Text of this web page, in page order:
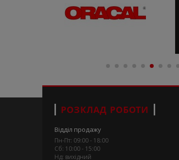
РОЗКЛАД РОБОТИ
Відділ продажу
Пн-Пт: 09:00 - 18:00
Сб: 10:00 - 15:00
Нд: вихідний